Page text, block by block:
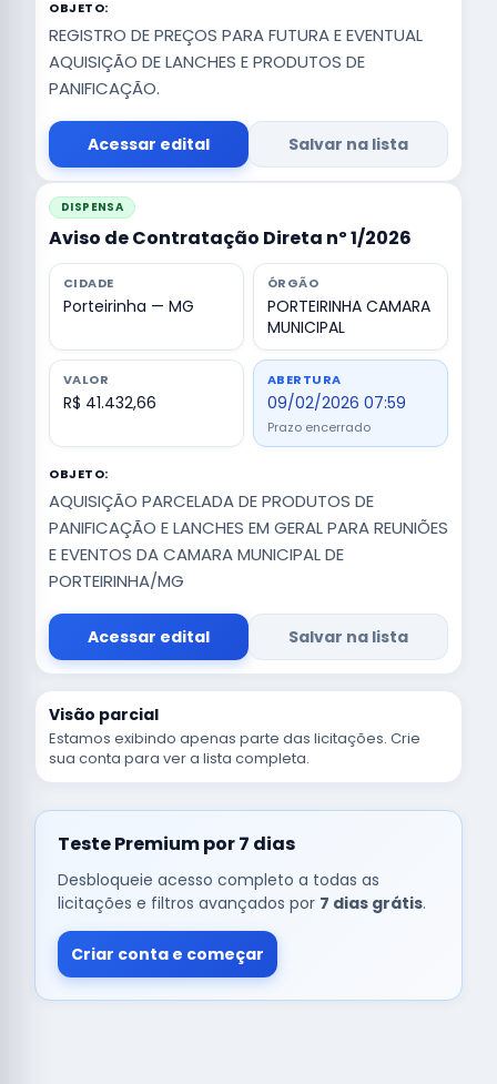
OBJETO:
REGISTRO DE PREÇOS PARA FUTURA E EVENTUAL
AQUISIÇÃO DE LANCHES E PRODUTOS DE
PANIFICAÇÃO.
Acessar edital Salvar na lista
DISPENSA
Aviso de Contratação Direta nº 1/2026
CIDADE
Porteirinha — MG
ÓRGÃO
PORTEIRINHA CAMARA
MUNICIPAL
VALOR
R$ 41.432,66
ABERTURA
09/02/2026 07:59
Prazo encerrado
OBJETO:
AQUISIÇÃO PARCELADA DE PRODUTOS DE
PANIFICAÇÃO E LANCHES EM GERAL PARA REUNIÕES
E EVENTOS DA CAMARA MUNICIPAL DE
PORTEIRINHA/MG
Acessar edital Salvar na lista
Visão parcial
Estamos exibindo apenas parte das licitações. Crie
sua conta para ver a lista completa.
Teste Premium por 7 dias
Desbloqueie acesso completo a todas as
licitações e filtros avançados por 7 dias grátis.
Criar conta e começar